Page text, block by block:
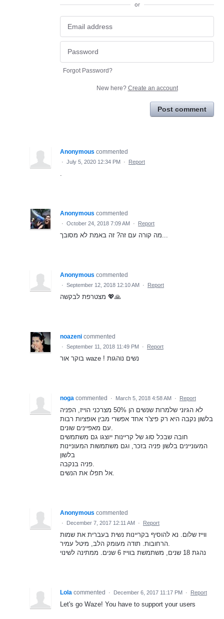
or
Forgot Password?
New here? Create an account
Post comment
Anonymous commented
· July 5, 2020 12:34 PM · Report
Anonymous commented
· October 24, 2018 7:09 AM · Report
Anonymous commented
· September 12, 2018 12:10 AM · Report
מצטרפת לבקשה 💖🙏
noazeni commented
· September 11, 2018 11:49 PM · Report
בוקר אור waze ! נשים נוהגות
noga commented · March 5, 2018 4:58 AM · Report
לא הגיוני שלמרות שנשים הן 50% מצרכני הוייז, הפניה
בלשון נקבה היא רק פיצ'ר אחד אפשרי מבין אופציות רבות
חובה שבכל סוג של קריינות ייוצגו גם משתמשים
המעוניינים בלשון פניה בזכר, וגם משתמשות המעוניינות
בלשון
Anonymous commented
· December 7, 2017 12:11 AM · Report
ווייז שלום. נא להוסיף בקריינות נשית בעברית את שמות
נהגת 18 שנים, משתמשת בווייז 6 שנים. ממתינה לשינוי
Lola commented · December 6, 2017 11:17 PM · Report
Let's go Waze! You have to support your users